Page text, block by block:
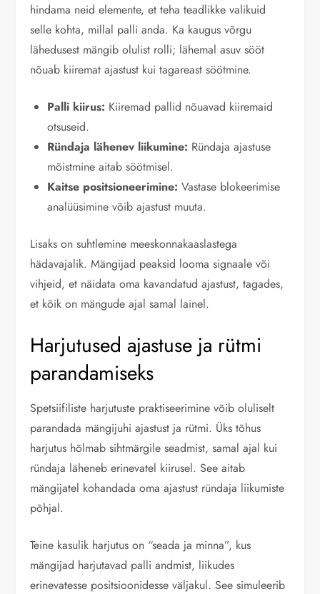
hindama neid elemente, et teha teadlikke valikuid
selle kohta, millal palli anda. Ka kaugus võrgu
lähedusest mängib olulist rolli; lähemal asuv sööt
nõuab kiiremat ajastust kui tagareast söötmine.
Palli kiirus: Kiiremad pallid nõuavad kiiremaid
otsuseid.
Ründaja lähenev liikumine: Ründaja ajastuse
mõistmine aitab söötmisel.
Kaitse positsioneerimine: Vastase blokeerimise
analüüsimine võib ajastust muuta.
Lisaks on suhtlemine meeskonnakaaslastega
hädavajalik. Mängijad peaksid looma signaale või
vihjeid, et näidata oma kavandatud ajastust, tagades,
et kõik on mängude ajal samal lainel.
Harjutused ajastuse ja rütmi
parandamiseks
Spetsiifiliste harjutuste praktiseerimine võib oluliselt
parandada mängijuhi ajastust ja rütmi. Üks tõhus
harjutus hõlmab sihtmärgile seadmist, samal ajal kui
ründaja läheneb erinevatel kiirusel. See aitab
mängijatel kohandada oma ajastust ründaja liikumiste
põhjal.
Teine kasulik harjutus on “seada ja minna”, kus
mängijad harjutavad palli andmist, liikudes
erinevatesse positsioonidesse väljakul. See simuleerib